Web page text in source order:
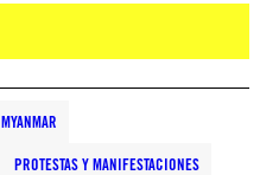
MYANMAR
PROTESTAS Y MANIFESTACIONES